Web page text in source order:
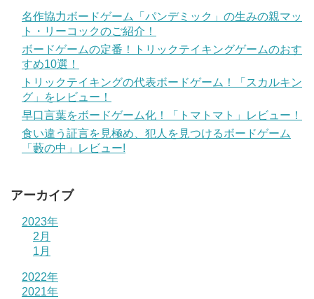
名作協力ボードゲーム「パンデミック」の生みの親マッ
ト・リーコックのご紹介！
ボードゲームの定番！トリックテイキングゲームのおす
すめ10選！
トリックテイキングの代表ボードゲーム！「スカルキン
グ」をレビュー！
早口言葉をボードゲーム化！「トマトマト」レビュー！
食い違う証言を見極め、犯人を見つけるボードゲーム
「藪の中」レビュー!
アーカイブ
2023年
2月
1月
2022年
2021年